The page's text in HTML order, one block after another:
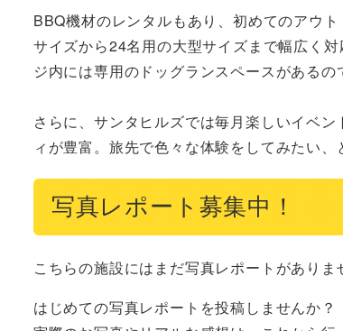
BBQ機材のレンタルもあり、初めてのアウ
サイズから24名用の大型サイズまで幅広く
ジ内には専用のドッグランスペースがある
さらに、サンタヒルズでは毎月楽しいイベ
ィが豊富。旅先で色々な体験をしてみたい
写真レポート募集中！
こちらの施設にはまだ写真レポートがありま
はじめての写真レポートを投稿しませんか？